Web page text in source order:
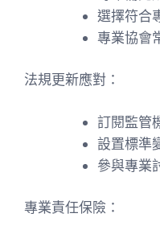
選擇符合
專業協會
法規更新應對：
訂閱監管
設置標準
參與專業
專業責任保險：